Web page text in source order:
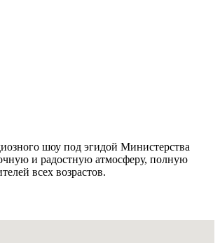
шоу под эгидой Министерства
и радостную атмосферу, полную
всех возрастов.